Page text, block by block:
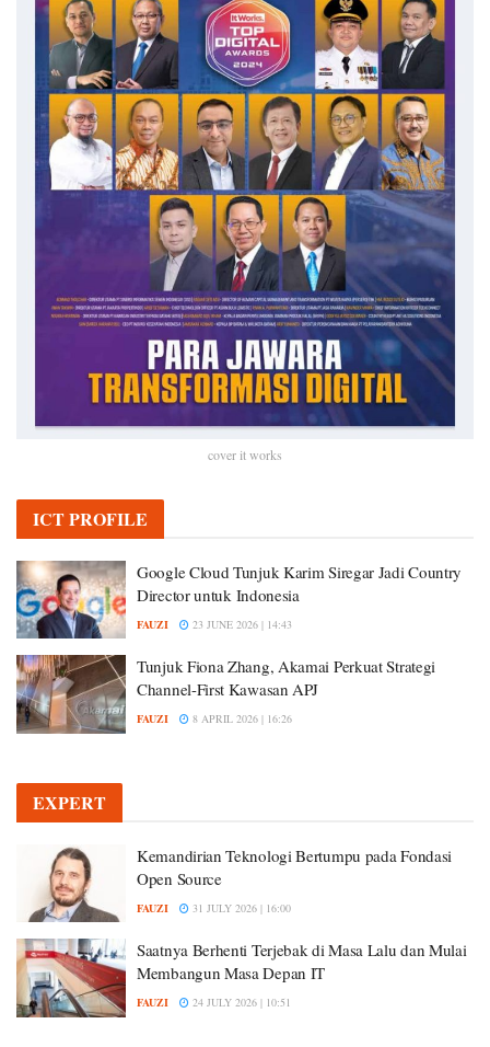
cover it works
ICT PROFILE
Google Cloud Tunjuk Karim Siregar Jadi Country
Director untuk Indonesia
FAUZI 23 JUNE 2026 | 14:43
Tunjuk Fiona Zhang, Akamai Perkuat Strategi
Channel-First Kawasan APJ
FAUZI 8 APRIL 2026 | 16:26
EXPERT
Kemandirian Teknologi Bertumpu pada Fondasi
Open Source
FAUZI 31 JULY 2026 | 16:00
Saatnya Berhenti Terjebak di Masa Lalu dan Mulai
Membangun Masa Depan IT
FAUZI 24 JULY 2026 | 10:51